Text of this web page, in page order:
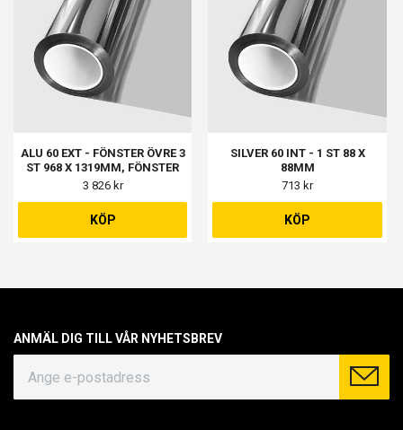
ALU 60 EXT - FÖNSTER ÖVRE 3
ST 968 X 1319MM, FÖNSTER
NEDRE 3 ST 968 X 486MM,
1268MM, DÖRR NEDRE 1 ST
773 X 563MM
3 826 kr
KÖP
SILVER 60 INT - 1 ST 88 X
88MM
713 kr
KÖP
ANMÄL DIG TILL VÅR NYHETSBREV